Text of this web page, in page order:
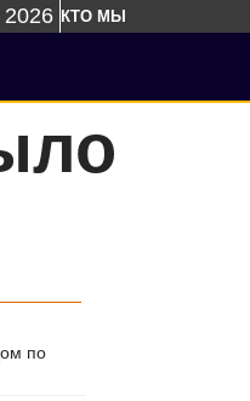
2026 КТО МЫ
по